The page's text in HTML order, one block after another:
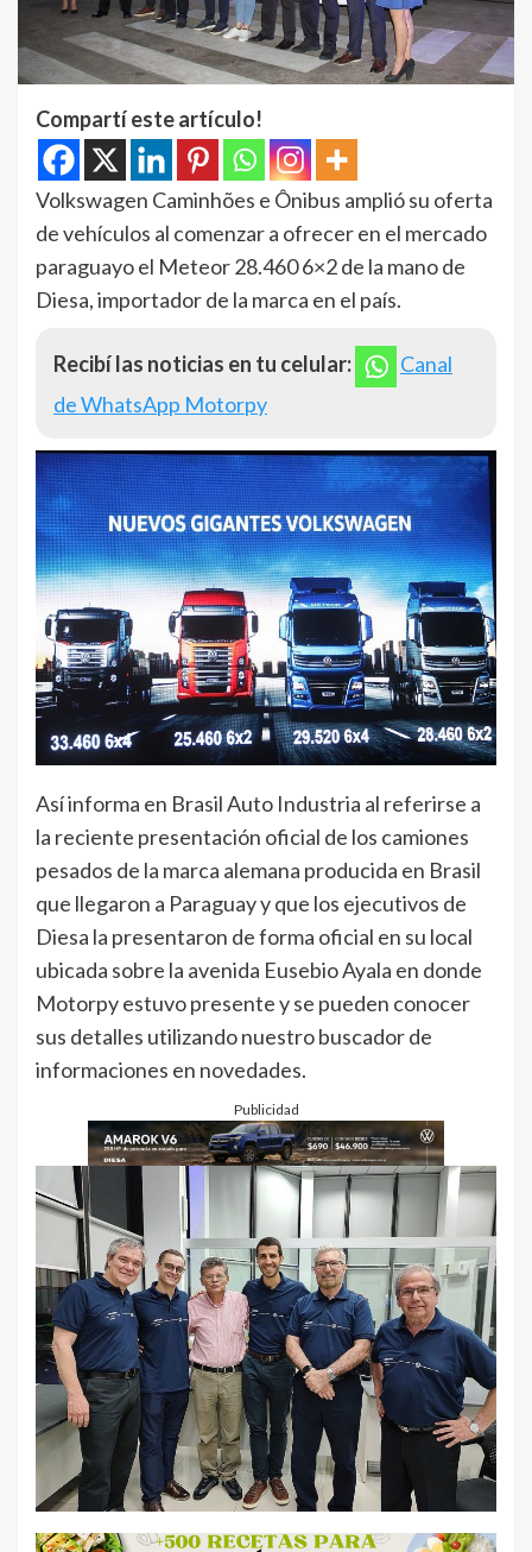
Compartí este artículo!
Volkswagen Caminhões e Ônibus amplió su oferta
de vehículos al comenzar a ofrecer en el mercado
paraguayo el Meteor 28.460 6×2 de la mano de
Diesa, importador de la marca en el país.
Recibí las noticias en tu celular:
Canal
de WhatsApp Motorpy
Así informa en Brasil Auto Industria al referirse a
la reciente presentación oficial de los camiones
pesados de la marca alemana producida en Brasil
que llegaron a Paraguay y que los ejecutivos de
Diesa la presentaron de forma oficial en su local
ubicada sobre la avenida Eusebio Ayala en donde
Motorpy estuvo presente y se pueden conocer
sus detalles utilizando nuestro buscador de
informaciones en novedades.
Publicidad